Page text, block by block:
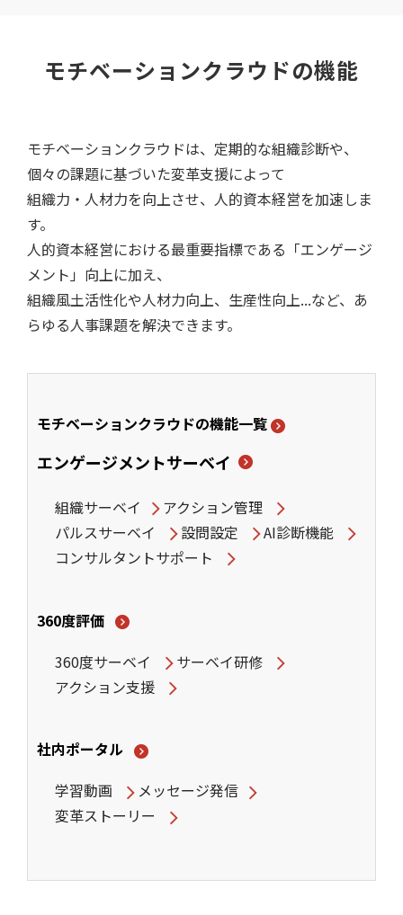
モチベーションクラウドの機能
モチベーションクラウドは、定期的な組織診断や、
個々の課題に基づいた変革支援によって
組織力・人材力を向上させ、人的資本経営を加速しま
す。
人的資本経営における最重要指標である「エンゲージ
メント」向上に加え、
組織風土活性化や人材力向上、生産性向上...など、あ
らゆる人事課題を解決できます。
モチベーションクラウドの機能一覧
エンゲージメントサーベイ
組織サーベイ
アクション管理
パルスサーベイ
設問設定
AI診断機能
コンサルタントサポート
360度評価
360度サーベイ
サーベイ研修
アクション支援
社内ポータル
学習動画
メッセージ発信
変革ストーリー